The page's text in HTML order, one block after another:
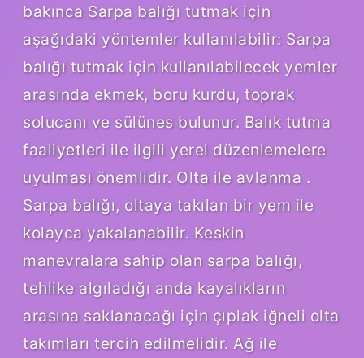
bakınca Sarpa balığı tutmak için
aşağıdaki yöntemler kullanılabilir: Sarpa
balığı tutmak için kullanılabilecek yemler
arasında ekmek, boru kurdu, toprak
solucanı ve sülünes bulunur. Balık tutma
faaliyetleri ile ilgili yerel düzenlemelere
uyulması önemlidir. Olta ile avlanma .
Sarpa balığı, oltaya takılan bir yem ile
kolayca yakalanabilir. Keskin
manevralara sahip olan sarpa balığı,
tehlike algıladığı anda kayalıkların
arasına saklanacağı için çıplak iğneli olta
takımları tercih edilmelidir. Ağ ile